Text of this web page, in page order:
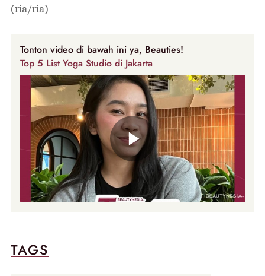
(ria/ria)
Tonton video di bawah ini ya, Beauties!
Top 5 List Yoga Studio di Jakarta
TAGS